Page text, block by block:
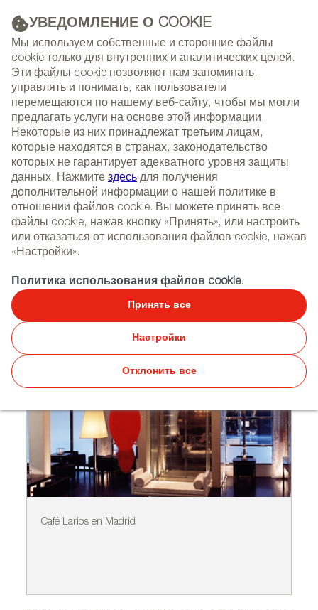
УВЕДОМЛЕНИЕ О COOKIE
Мы используем собственные и сторонние файлы
cookie только для внутренних и аналитических целей.
Эти файлы cookie позволяют нам запоминать,
управлять и понимать, как пользователи
перемещаются по нашему веб-сайту, чтобы мы могли
предлагать услуги на основе этой информации.
Некоторые из них принадлежат третьим лицам,
которые находятся в странах, законодательство
которых не гарантирует адекватного уровня защиты
данных. Нажмите здесь для получения
дополнительной информации о нашей политике в
отношении файлов cookie. Вы можете принять все
файлы cookie, нажав кнопку «Принять», или настроить
или отказаться от использования файлов cookie, нажав
«Настройки».
Политика использования файлов cookie.
Принять все
Настройки
Отклонить все
РЕКЛАМА
(+34) 913 497 100 |
NEWSLETTER
СОБЫТИЯ
Select
language
ГЛАВНАЯ РЕПОРТАЖИ ИНТЕРВЬЮ
TOMAS ALÍA
Café Larios en Madrid